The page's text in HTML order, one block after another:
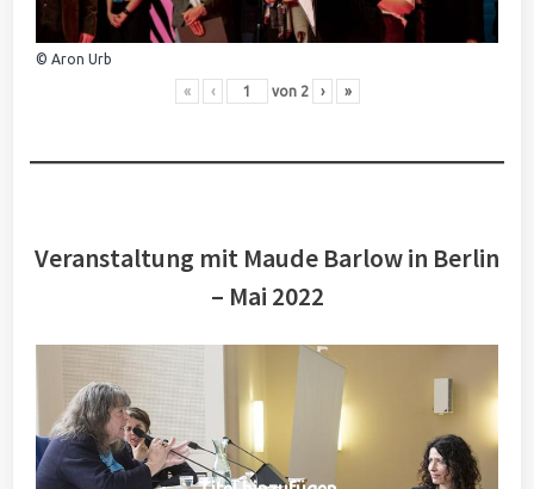
© Aron Urb
« ‹ von 2 › »
Veranstaltung mit Maude Barlow in Berlin
– Mai 2022